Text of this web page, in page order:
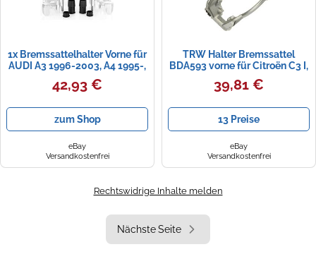
1x Bremssattelhalter Vorne für
AUDI A3 1996-2003, A4 1995-,
A6 1994-, VW PASSAT
42,93 €
zum Shop
eBay
Versandkostenfrei
TRW Halter Bremssattel
BDA593 vorne für Citroën C3 I,
C3 Pluriel, C2, C2 Enterprise
39,81 €
13 Preise
eBay
Versandkostenfrei
Rechtswidrige Inhalte melden
Nächste Seite